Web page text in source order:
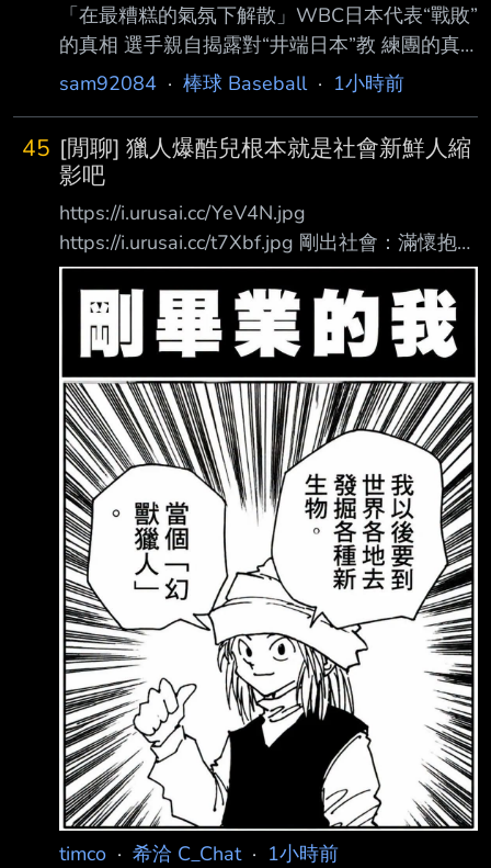
「在最糟糕的氣氛下解散」WBC日本代表“戰敗”
的真相 選手親自揭露對“井端日本”教 練團的真
實評價：「與選手保持良好距離感的教練
WBC（世界棒球經典賽）中，侍日本（日本國
家隊）以歷史最低的成績黯 然收場。如今，球
隊迎來了前羅德隊總教練井口資仁擔任新任指揮
官，誓言奪回王座。然 而，代表隊的選手們究
竟是如何看待這次的人事異動呢？4位國家隊戰
士在此不留情面地 吐露了他們的真心話。 首
先，讓我們來對「井端日本」進行總檢討。 關
於前總教練井端
sam92084 · 棒球 Baseball· 1小時前
45 [閒聊] 獵人爆酷兒根本就是社會新鮮人縮
影吧
https://i.urusai.cc/YeV4N.jpg
https://i.urusai.cc/t7Xbf.jpg 剛出社會：滿懷抱
負、順利考到證照，運氣好還交到了漂亮女友，
以為人生要起飛了。 結果踏入職場，遇到鬼神
級狠角色上司（彼多），壓榨完所有的專業知識
與機密。沒有利用 價值後：直接被絞碎做成肉
丸吃掉…… 從意氣風發到淪為「肉丸社畜」，這
創業/ 職涯過程到底有多真實？ --
timco · 希洽 C_Chat· 1小時前